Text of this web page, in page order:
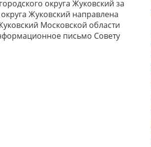
округа Жуковский за
Жуковский направлена
Московской области
письмо Совету